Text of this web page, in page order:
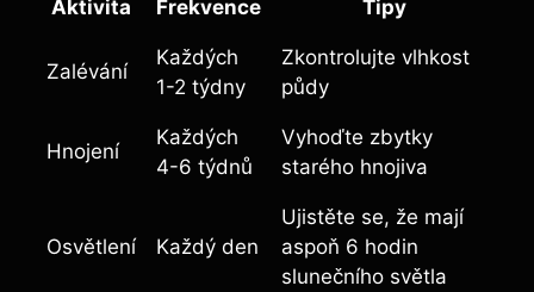
Aktivita Frekvence Tipy
Zalévání
Každých
1-2 týdny
Zkontrolujte vlhkost
půdy
Hnojení
Každých
4-6 týdnů
Vyhoďte zbytky
starého hnojiva
Osvětlení Každý den
Ujistěte se, že mají
aspoň 6 hodin
slunečního světla